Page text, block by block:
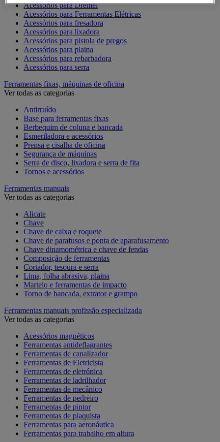
Acessórios para Dremel
Acessórios para Ferramentas Elétricas
Acessórios para fresadora
Acessórios para lixadora
Acessórios para pistola de pregos
Acessórios para plaina
Acessórios para rebarbadora
Acessórios para serra
Ferramentas fixas, máquinas de oficina
Ver todas as categorias
Antirruído
Base para ferramentas fixas
Berbequim de coluna e bancada
Esmeriladora e acessórios
Prensa e cisalha de oficina
Segurança de máquinas
Serra de disco, lixadora e serra de fita
Tornos e acessórios
Ferramentas manuais
Ver todas as categorias
Alicate
Chave
Chave de caixa e roquete
Chave de parafusos e ponta de aparafusamento
Chave dinamométrica e chave de fendas
Composição de ferramentas
Cortador, tesoura e serra
Lima, folha abrasiva, plaina
Martelo e ferramentas de impacto
Torno de bancada, extrator e grampo
Ferramentas manuais profissão especializada
Ver todas as categorias
Acessórios magnéticos
Ferramentas antideflagrantes
Ferramentas de canalizador
Ferramentas de Eletricista
Ferramentas de eletrónica
Ferramentas de ladrilhador
Ferramentas de mecânico
Ferramentas de pedreiro
Ferramentas de pintor
Ferramentas de plaquista
Ferramentas para aeronáutica
Ferramentas para trabalho em altura